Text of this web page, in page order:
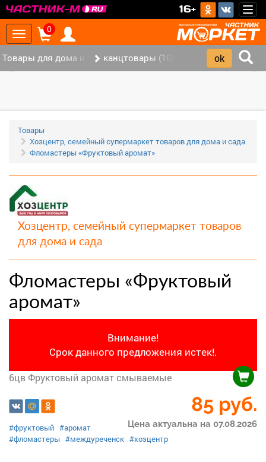
16+
Toggle
navigation
0
Товары для дома и офиса (113)канцтовары (10)
Товары
Хозцентр, семейный супермаркет товаров для дома и сада
Фломастеры «Фруктовый аромат»
Хозцентр, семейный супермаркет товаров
для дома и сада
Фломастеры «Фруктовый
аромат»
Внимание!
Срок данного предложения истек!.
6цв Фруктовый аромат смываемые
85 руб.
Цена актуальна на 07.08.2026
#фруктовый #аромат
#фломастеры #междуреченск #хозцентр
‹ ›